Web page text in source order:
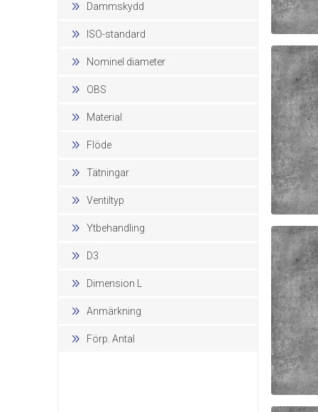
Dammskydd
ISO-standard
Nominel diameter
OBS
Material
Flöde
Tätningar
Ventiltyp
Ytbehandling
D3
Dimension L
Anmärkning
Förp. Antal